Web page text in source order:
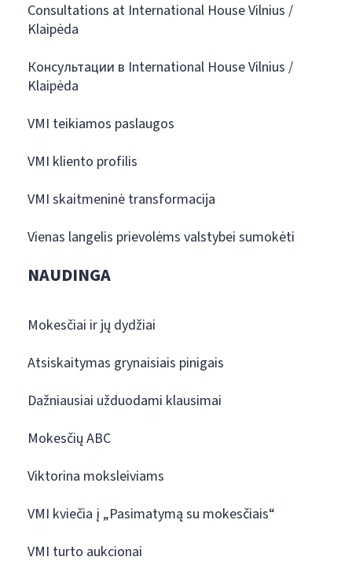
Consultations at International House Vilnius /
Klaipėda
Консультации в International House Vilnius /
Klaipėda
VMI teikiamos paslaugos
VMI kliento profilis
VMI skaitmeninė transformacija
Vienas langelis prievolėms valstybei sumokėti
NAUDINGA
Mokesčiai ir jų dydžiai
Atsiskaitymas grynaisiais pinigais
Dažniausiai užduodami klausimai
Mokesčių ABC
Viktorina moksleiviams
VMI kviečia į „Pasimatymą su mokesčiais“
VMI turto aukcionai